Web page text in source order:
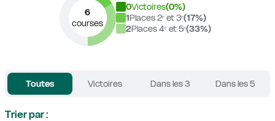
6
courses
0Victoires(0%)
1Places 2ᵉ et 3ᵉ(17%)
2Places 4ᵉ et 5ᵉ(33%)
Toutes Victoires Dans les 3 Dans les 5
Trier par :